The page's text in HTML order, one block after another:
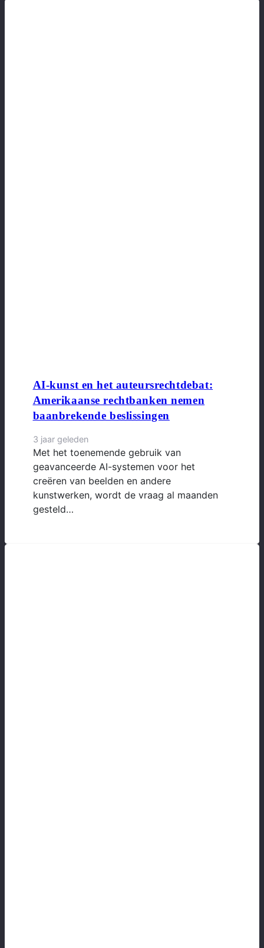
AI-kunst en het auteursrechtdebat:
Amerikaanse rechtbanken nemen
baanbrekende beslissingen
3 jaar geleden
Met het toenemende gebruik van
geavanceerde AI-systemen voor het
creëren van beelden en andere
kunstwerken, wordt de vraag al maanden
gesteld…